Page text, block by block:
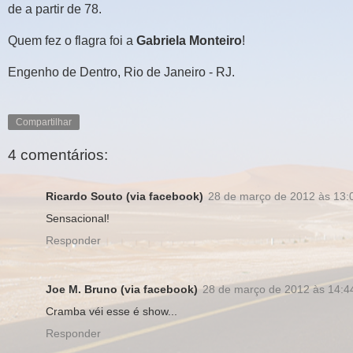
de a partir de 78.
Quem fez o flagra foi a Gabriela Monteiro!
Engenho de Dentro, Rio de Janeiro - RJ.
Compartilhar
4 comentários:
Ricardo Souto (via facebook) 28 de março de 2012 às
Sensacional!
Responder
Joe M. Bruno (via facebook) 28 de março de 2012 às
Cramba véi esse é show...
Responder